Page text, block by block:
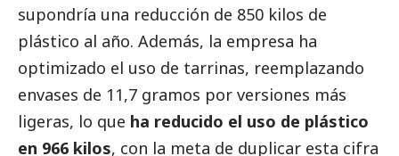
supondría una reducción de 850 kilos de
plástico al año. Además, la empresa ha
optimizado el uso de tarrinas, reemplazando
envases de 11,7 gramos por versiones más
ligeras, lo que ha reducido el uso de plástico
en 966 kilos, con la meta de duplicar esta cifra